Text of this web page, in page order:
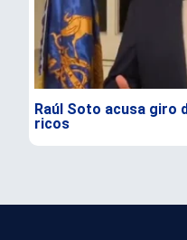
Raúl Soto acusa giro
ricos